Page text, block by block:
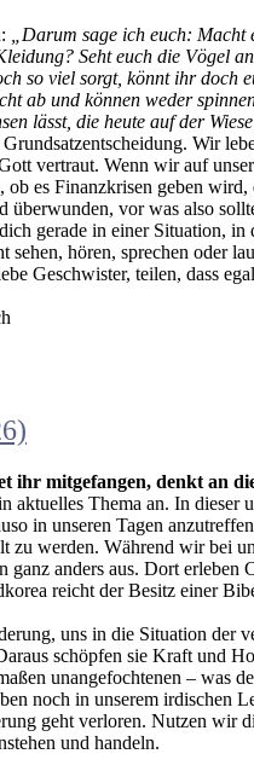
„Darum sage ich euch:
Seht euch die Vögel
so viel sorgt, könnt ihr doch
ab und können weder
lässt, die heute auf der
Wir
vertraut. Wenn wir auf
es Finanzkrisen geben
überwunden, vor was also
gerade in einer Situation, in
sehen, hören, sprechen oder
Geschwister, teilen, dass
ihr mitgefangen, denkt an
aktuelles Thema an. In dieser
in unseren Tagen
zu werden. Während wir bei
ganz anders aus. Dort
reicht der Besitz einer
uns in die Situation der
schöpfen sie Kraft und
unangefochtenen – was
noch in unserem irdischen
geht verloren. Nutzen wir
und handeln.